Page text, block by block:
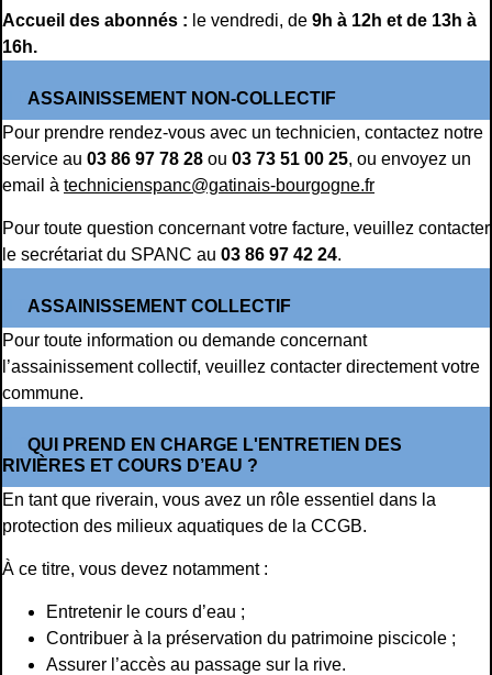
Accueil des abonnés : le vendredi, de 9h à 12h et de 13h à
16h.
ASSAINISSEMENT NON-COLLECTIF
Pour prendre rendez-vous avec un technicien, contactez notre
service au 03 86 97 78 28 ou 03 73 51 00 25, ou envoyez un
email à technicienspanc@gatinais-bourgogne.fr
Pour toute question concernant votre facture, veuillez contacter
le secrétariat du SPANC au 03 86 97 42 24.
ASSAINISSEMENT COLLECTIF
Pour toute information ou demande concernant
l’assainissement collectif, veuillez contacter directement votre
commune.
QUI PREND EN CHARGE L'ENTRETIEN DES
RIVIÈRES ET COURS D’EAU ?
En tant que riverain, vous avez un rôle essentiel dans la
protection des milieux aquatiques de la CCGB.
À ce titre, vous devez notamment :
Entretenir le cours d’eau ;
Contribuer à la préservation du patrimoine piscicole ;
Assurer l’accès au passage sur la rive.